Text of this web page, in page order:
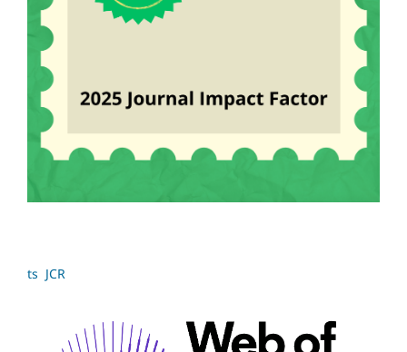
ts JCR